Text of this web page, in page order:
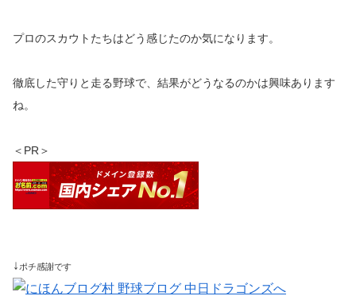
プロのスカウトたちはどう感じたのか気になります。
徹底した守りと走る野球で、結果がどうなるのかは興味あります
ね。
＜PR＞
↓ ポチ感謝です